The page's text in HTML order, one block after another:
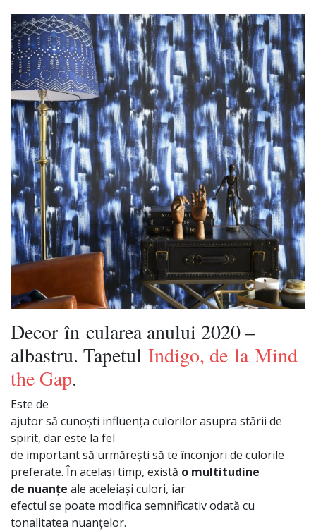
Decorîn cularea anului 2020 –
albastru. Tapetul Indigo, de laMind
the Gap.
Este de
ajutorsă cunoști influența culorilorasupra stării de
spirit, dar este la fel
de importantsă urmărești să te înconjori de culorile
preferate. În același timp, există o multitudine
de nuanțe ale aceleiași culori, iar
efectul se poate modifica semnificativodată cu
tonalitatea nuanțelor.